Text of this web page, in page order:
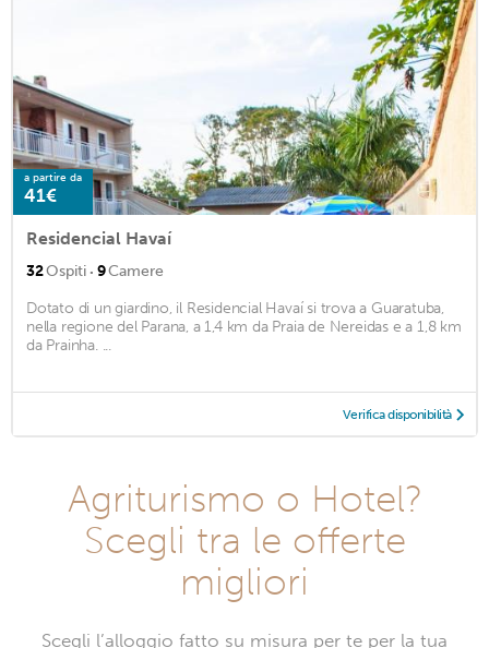
a partire da
41€
Residencial Havaí
32Ospiti · 9Camere
Dotato di un giardino, il Residencial Havaí si trova a Guaratuba,
nella regione del Parana, a 1,4 km da Praia de Nereidas e a 1,8 km
da Prainha. ...
Verifica disponibilità
Agriturismo o Hotel?
Scegli tra le offerte
migliori
Scegli l’alloggio fatto su misura per te per la tua